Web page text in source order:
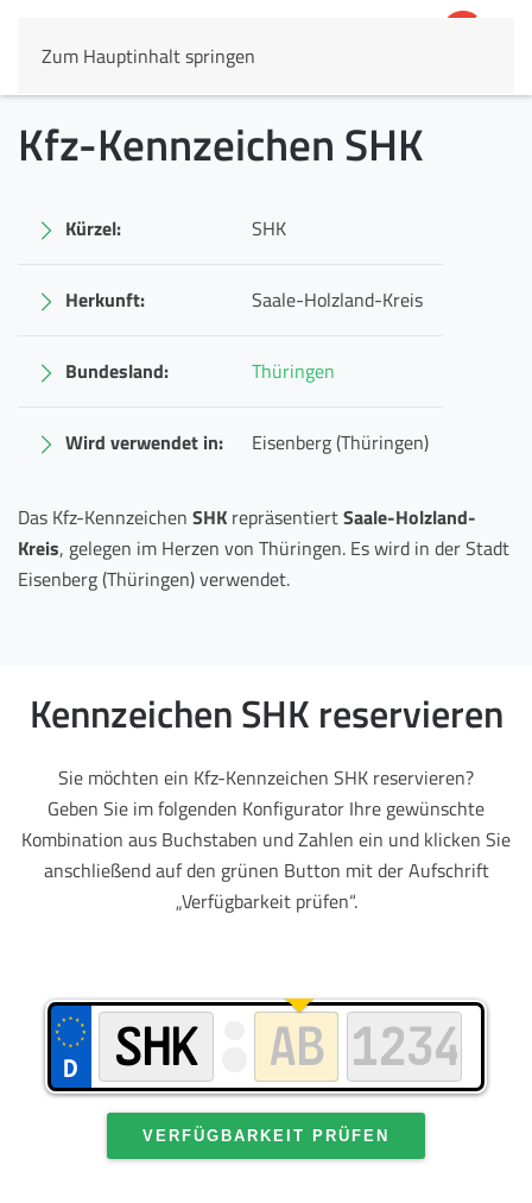
Zum Hauptinhalt springen
Kfz-Kennzeichen SHK
Kürzel: SHK
Herkunft: Saale-Holzland-Kreis
Bundesland: Thüringen
Wird verwendet in: Eisenberg (Thüringen)
Das Kfz-Kennzeichen SHK repräsentiertSaale-Holzland-
Kreis, gelegen im Herzen von Thüringen. Es wird in der Stadt
Eisenberg (Thüringen) verwendet.
Kennzeichen SHK reservieren
Sie möchten ein Kfz-Kennzeichen SHK reservieren?
Geben Sie im folgenden Konfigurator Ihre gewünschte
Kombination aus Buchstaben und Zahlen ein und klicken Sie
anschließend auf den grünen Button mit der Aufschrift
„Verfügbarkeit prüfen“.
VERFÜGBARKEIT PRÜFEN